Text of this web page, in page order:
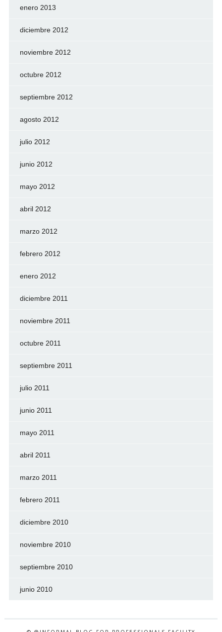
enero 2013
diciembre 2012
noviembre 2012
octubre 2012
septiembre 2012
agosto 2012
julio 2012
junio 2012
mayo 2012
abril 2012
marzo 2012
febrero 2012
enero 2012
diciembre 2011
noviembre 2011
octubre 2011
septiembre 2011
julio 2011
junio 2011
mayo 2011
abril 2011
marzo 2011
febrero 2011
diciembre 2010
noviembre 2010
septiembre 2010
junio 2010